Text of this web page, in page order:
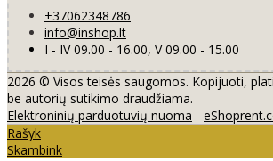
+37062348786
info@inshop.lt
I - IV 09.00 - 16.00, V 09.00 - 15.00
2026 © Visos teisės saugomos. Kopijuoti,
be autorių sutikimo draudžiama.
Elektroninių parduotuvių nuoma -
Rašyk
Skambink